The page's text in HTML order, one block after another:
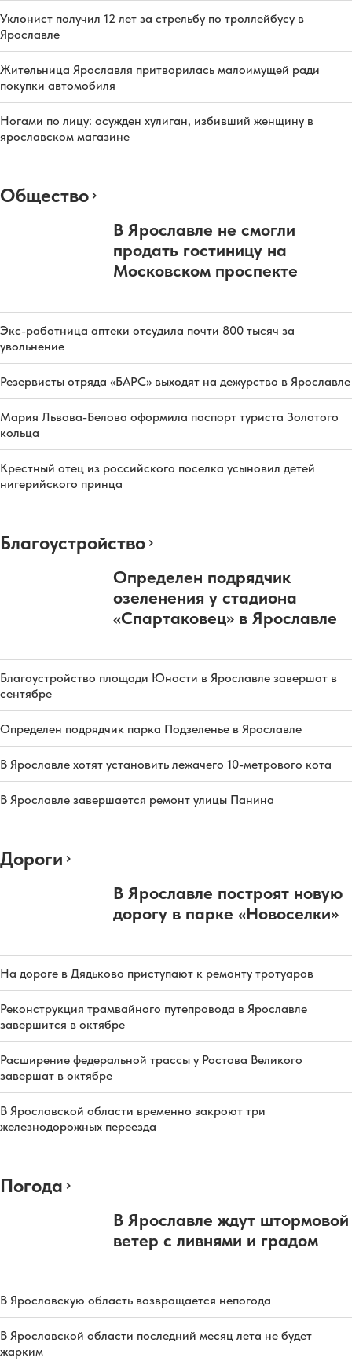
Уклонист получил 12 лет за стрельбу по троллейбусу в
Ярославле
Жительница Ярославля притворилась малоимущей ради
покупки автомобиля
Ногами по лицу: осужден хулиган, избивший женщину в
ярославском магазине
Общество
В Ярославле не смогли
продать гостиницу на
Московском проспекте
Экс-работница аптеки отсудила почти 800 тысяч за
увольнение
Резервисты отряда «БАРС» выходят на дежурство в Ярославле
Мария Львова-Белова оформила паспорт туриста Золотого
кольца
Крестный отец из российского поселка усыновил детей
нигерийского принца
Благоустройство
Определен подрядчик
озеленения у стадиона
«Спартаковец» в Ярославле
Благоустройство площади Юности в Ярославле завершат в
сентябре
Определен подрядчик парка Подзеленье в Ярославле
В Ярославле хотят установить лежачего 10-метрового кота
В Ярославле завершается ремонт улицы Панина
Дороги
В Ярославле построят новую
дорогу в парке «Новоселки»
На дороге в Дядьково приступают к ремонту тротуаров
Реконструкция трамвайного путепровода в Ярославле
завершится в октябре
Расширение федеральной трассы у Ростова Великого
завершат в октябре
В Ярославской области временно закроют три
железнодорожных переезда
Погода
В Ярославле ждут штормовой
ветер с ливнями и градом
В Ярославскую область возвращается непогода
В Ярославской области последний месяц лета не будет
жарким